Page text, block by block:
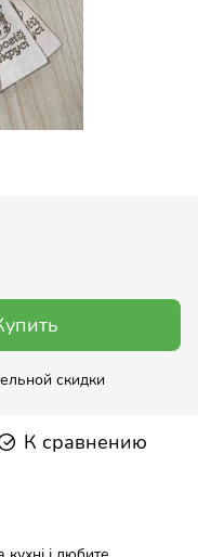
скидки
К сравнению